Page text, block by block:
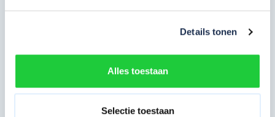
Details tonen
Alles toestaan
Selectie toestaan
Artikelcode: PAN-SGM-DS-190
2x
Panthera horizontale schoor
190 cm